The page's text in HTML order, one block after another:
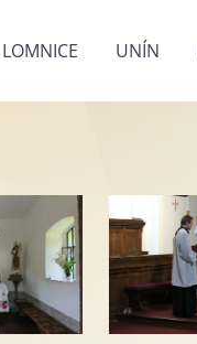
LOMNICE UNÍN